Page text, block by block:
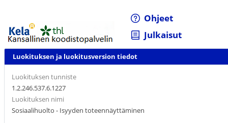
Ohjeet
Julkaisut
Luokituksen ja luokitusversion tiedot
Luokituksen tunniste
1.2.246.537.6.1227
Luokituksen nimi
Sosiaalihuolto - Isyyden toteennäyttäminen